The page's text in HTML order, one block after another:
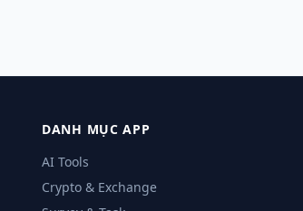
DANH MỤC APP
AI Tools
Crypto & Exchange